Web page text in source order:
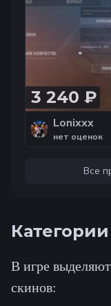
В НАПА
СИЛЬВЕР 4 ,
СЕЗОНА 50
3 240 ₽
Lonixxx
нет оценок
Все
В игре
скинов: